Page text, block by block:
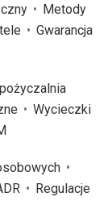
Metody
Gwarancja
Wycieczki
Regulacje